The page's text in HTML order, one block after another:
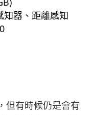
知器、距離感知
但有時候仍是會有